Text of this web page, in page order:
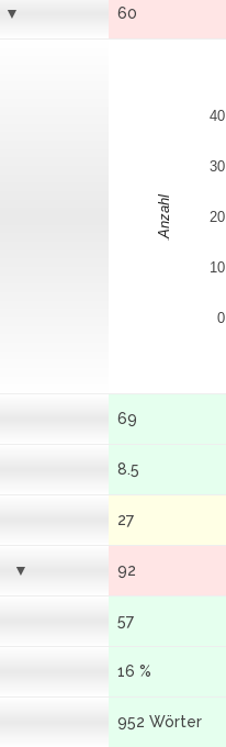
60
0
10
20
30
40
Anzahl
69
8.5
27
92
57
16 %
952 Wörter